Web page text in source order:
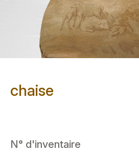
chaise
N° d'inventaire